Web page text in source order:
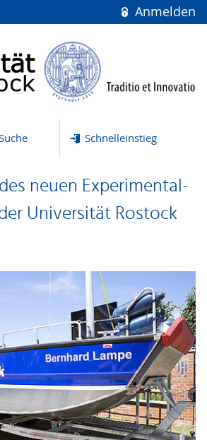
Anmelden
Schnelleinstieg
neuen Experimental-
Universität Rostock